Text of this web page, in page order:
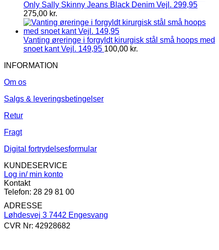
Only Sally Skinny Jeans Black Denim Vejl. 299,95
275,00 kr.
Vanting øreringe i forgyldt kirurgisk stål små hoops med
snoet kant Vejl. 149,95 100,00 kr.
INFORMATION
Om os
Salgs & leveringsbetingelser
Retur
Fragt
Digital fortrydelsesformular
KUNDESERVICE
Log in/ min konto
Kontakt
Telefon: 28 29 81 00
ADRESSE
Løhdesvej 3 7442 Engesvang
CVR Nr: 42928682